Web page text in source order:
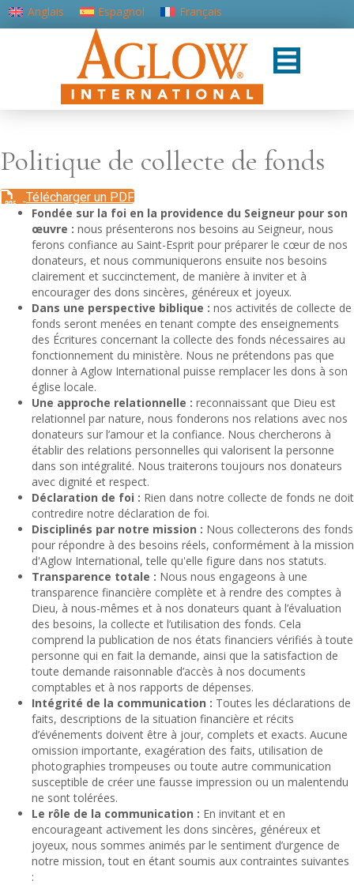
Anglais Espagnol
Français
Portugais - du Portugal
Politique de collecte de fonds
Télécharger un PDF
Fondée sur la foi en la providence du Seigneur pour son
œuvre : nous présenterons nos besoins au Seigneur, nous
ferons confiance au Saint-Esprit pour préparer le cœur de nos
donateurs, et nous communiquerons ensuite nos besoins
clairement et succinctement, de manière à inviter et à
encourager des dons sincères, généreux et joyeux.
Dans une perspective biblique : nos activités de collecte de
fonds seront menées en tenant compte des enseignements
des Écritures concernant la collecte des fonds nécessaires au
fonctionnement du ministère. Nous ne prétendons pas que
donner à Aglow International puisse remplacer les dons à son
église locale.
Une approche relationnelle : reconnaissant que Dieu est
relationnel par nature, nous fonderons nos relations avec nos
donateurs sur l’amour et la confiance. Nous chercherons à
établir des relations personnelles qui valorisent la personne
dans son intégralité. Nous traiterons toujours nos donateurs
avec dignité et respect.
Déclaration de foi : Rien dans notre collecte de fonds ne doit
contredire notre déclaration de foi.
Disciplinés par notre mission : Nous collecterons des fonds
pour répondre à des besoins réels, conformément à la mission
d'Aglow International, telle qu'elle figure dans nos statuts.
Transparence totale : Nous nous engageons à une
transparence financière complète et à rendre des comptes à
Dieu, à nous-mêmes et à nos donateurs quant à l’évaluation
des besoins, la collecte et l’utilisation des fonds. Cela
comprend la publication de nos états financiers vérifiés à toute
personne qui en fait la demande, ainsi que la satisfaction de
toute demande raisonnable d’accès à nos documents
comptables et à nos rapports de dépenses.
Intégrité de la communication : Toutes les déclarations de
faits, descriptions de la situation financière et récits
d’événements doivent être à jour, complets et exacts. Aucune
omission importante, exagération des faits, utilisation de
photographies trompeuses ou toute autre communication
susceptible de créer une fausse impression ou un malentendu
ne sont tolérées.
Le rôle de la communication : En invitant et en
encourageant activement les dons sincères, généreux et
joyeux, nous sommes animés par le sentiment d’urgence de
notre mission, tout en étant soumis aux contraintes suivantes
: